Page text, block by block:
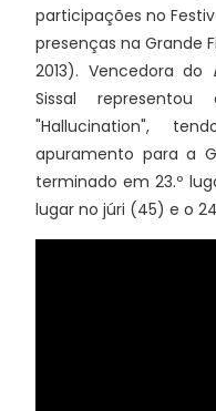
participações no
presenças na Grande
2013). Vencedora do
Sissal
"Hallucination",
apuramento para a
terminado em 23.º
lugar no júri (45) e o